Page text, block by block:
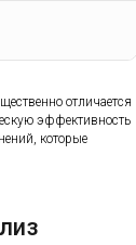
отличается
эффективность
которые